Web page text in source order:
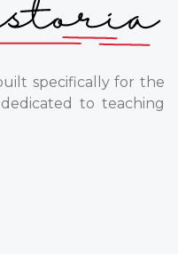
specifically for the
to teaching